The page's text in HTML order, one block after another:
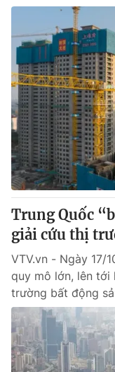
Trung Quốc
giải cứu thị
VTV.vn - Ngày 17/
quy mô lớn, lên tới
trường bất động